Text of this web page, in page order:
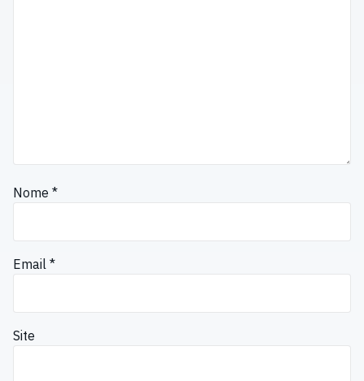
Nome *
Email *
Site